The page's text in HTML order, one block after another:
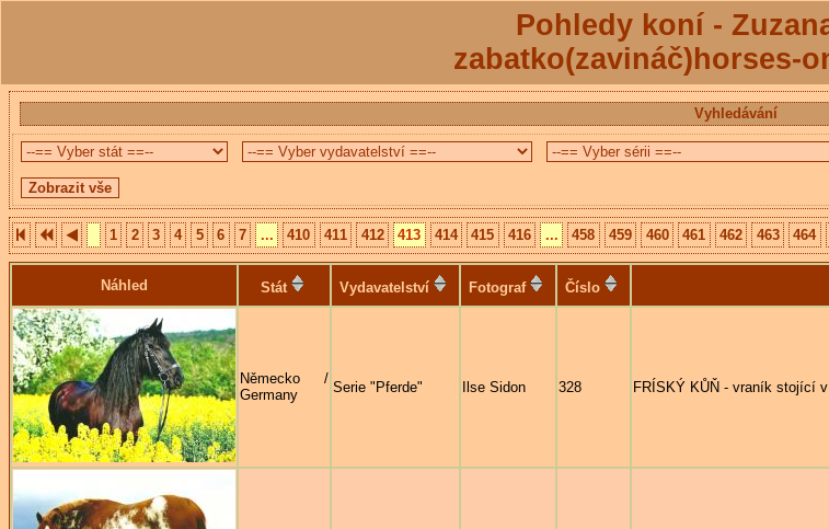
Pohledy koní -
zabatko(zavináč)horses-
Vyhledávání
1 2 3 4 5 6 7 ... 410 411 412 413 414 415 416 ... 458 459 460 461 462 463 464
Náhled Stát Vydavatelství Fotograf Číslo
Německo /
Germany
Serie "Pferde" Ilse Sidon 328 FRÍSKÝ KŮŇ - vraník stojící v